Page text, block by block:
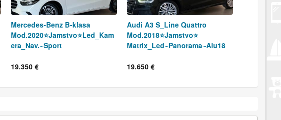
Mercedes-Benz B-klasa
Mod.2020⭐️Jamstvo⭐️Led_Kam
era_Nav.~Sport
19.350 €
Audi A3 S_Line Quattro
Mod.2018⭐️Jamstvo⭐️
Matrix_Led~Panorama~Alu18
19.650 €